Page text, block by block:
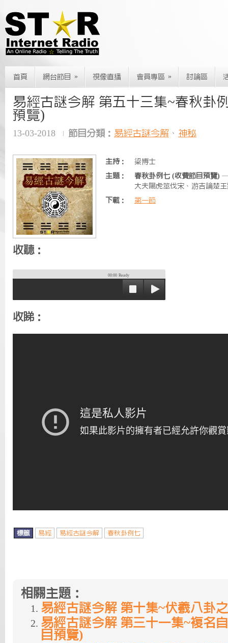
首頁 網台節目 » 視像直播 會員專區 » 討論區
易經古謎今解 第五十三集~春秋卦
預覽)
13-03-2018 節目分類： 易經古謎今解 、 神秘
主持：
梁博士
主題：
春秋卦例七 (收費節目預覽) —
大夫陽虎筮伐宋、游吉論楚
下載：
第一節
收聽：
00:00 Ready
收睇：
標籤 易經 易經古謎今解 春秋卦例七
相關主題：
易經古謎今解 第十集~伏羲八卦
易經古謎今解 第三十一集~複名
目預覽)